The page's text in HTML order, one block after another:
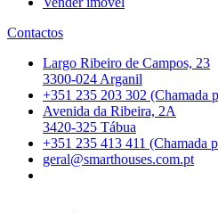
Contactos
Largo Ribeiro de Campos, 23
3300-024 Arganil
+351 235 203 302 (Chamada
Avenida da Ribeira, 2A
3420-325 Tábua
+351 235 413 411 (Chamada
geral@smarthouses.com.pt